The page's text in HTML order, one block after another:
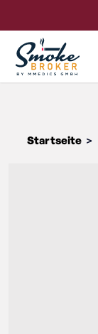
Startseite >